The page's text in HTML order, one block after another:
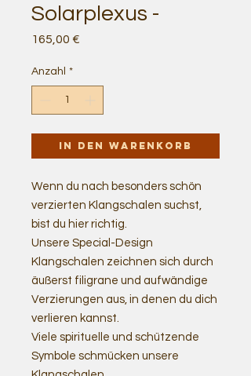
Solarplexus -
165,00 €
Anzahl *
In den Warenkorb
Wenn du nach besonders schön
verzierten Klangschalen suchst,
bist du hier richtig.
Unsere Special-Design
Klangschalen zeichnen sich durch
äußerst filigrane und aufwändige
Verzierungen aus, in denen du dich
verlieren kannst.
Viele spirituelle und schützende
Symbole schmücken unsere